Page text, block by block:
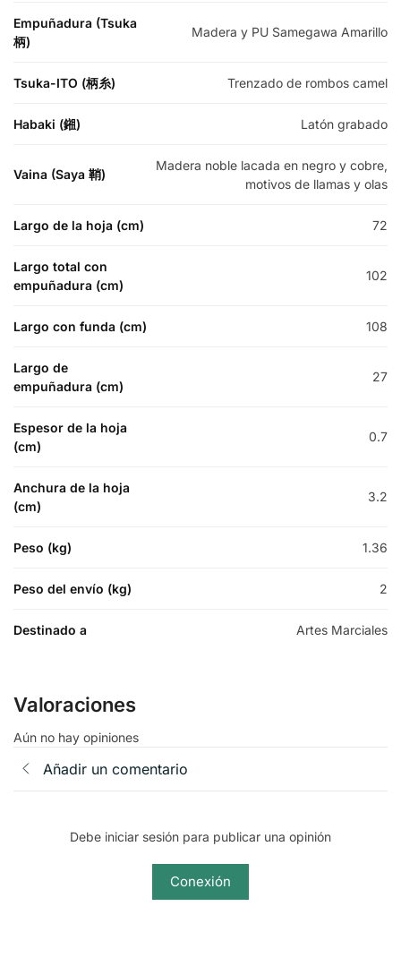
Empuñadura (Tsuka
柄)
Madera y PU Samegawa Amarillo
Tsuka-ITO (柄糸) Trenzado de rombos camel
Habaki (鎺) Latón grabado
Vaina (Saya 鞘)
Madera noble lacada en negro y cobre,
motivos de llamas y olas
Largo de la hoja (cm) 72
Largo total con
empuñadura (cm)
102
Largo con funda (cm) 108
Largo de
empuñadura (cm)
27
Espesor de la hoja
(cm)
0.7
Anchura de la hoja
(cm)
3.2
Peso (kg) 1.36
Peso del envío (kg) 2
Destinado a Artes Marciales
Valoraciones
Aún no hay opiniones
Añadir un comentario
Debe iniciar sesión para publicar una opinión
Conexión